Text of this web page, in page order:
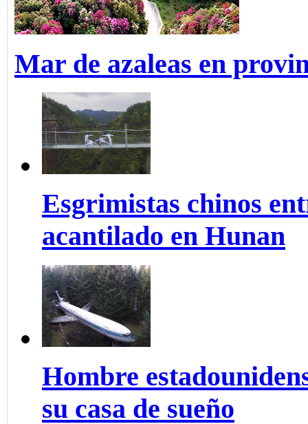
Mar de azaleas en
Esgrimistas chinos
acantilado en Hunan
Hombre
su casa de sueño